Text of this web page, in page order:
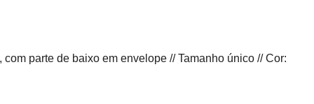
parte de baixo em envelope // Tamanho único // Cor: